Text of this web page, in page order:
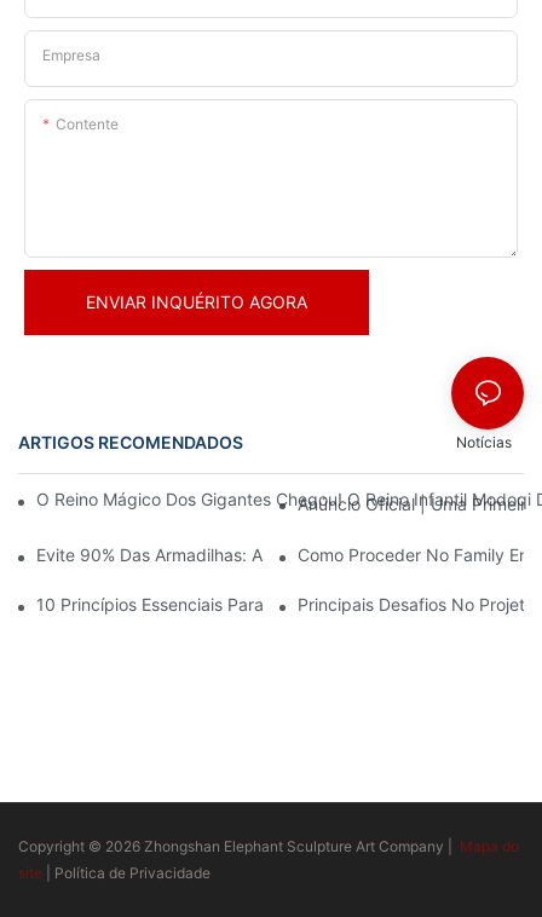
Empresa
Contente
ENVIAR INQUÉRITO AGORA
ARTIGOS RECOMENDADOS Notícias
O Reino Mágico Dos Gigantes Chegou! O Reino Infantil
Anúncio Oficial | Uma
Evite 90% Das Armadilhas: Ao Investir Em Um Centro
Como Proceder No Family
10 Princípios Essenciais Para O Sucesso No Design De
Principais Desafios No
Copyright © 2026 Zhongshan Elephant Sculpture Art Company |
Mapa do
site
Política de Privacidade